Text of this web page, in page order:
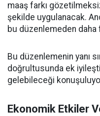
maaş farkı
şekilde uygulanacak.
bu düzenlemeden
Bu düzenlemenin yanı
doğrultusunda ek
gelebileceği
Ekonomik Etkiler